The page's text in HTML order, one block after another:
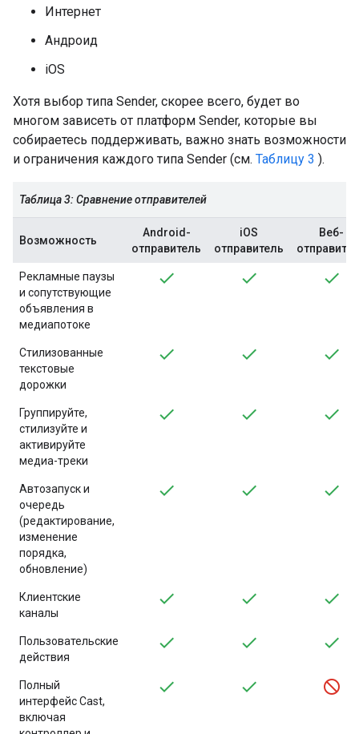
Интернет
Андроид
iOS
Хотя выбор типа Sender, скорее всего, будет во
многом зависеть от платформ Sender, которые вы
собираетесь поддерживать, важно знать возможности
и ограничения каждого типа Sender (см. Таблицу 3 ).
Таблица 3: Сравнение отправителей
Возможность
Android-
отправитель
iOS
отправитель
Веб-
Рекламные паузы
и сопутствующие
объявления в
медиапотоке
Стилизованные
текстовые
дорожки
Группируйте,
стилизуйте и
активируйте
медиа-треки
Автозапуск и
очередь
(редактирование,
изменение
порядка,
обновление)
Клиентские
каналы
Пользовательские
действия
Полный
интерфейс Cast,
включая